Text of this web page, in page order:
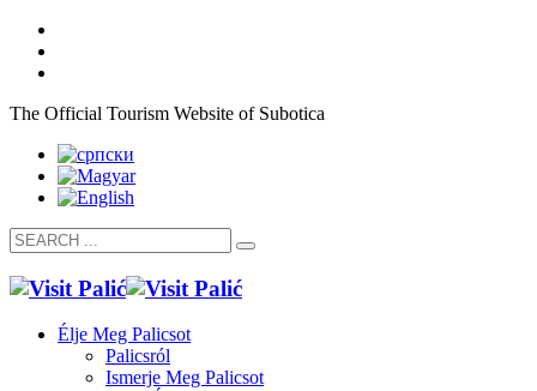
The Official Tourism Website of Subotica
Élje Meg Palicsot
Palicsról
Ismerje Meg Palicsot